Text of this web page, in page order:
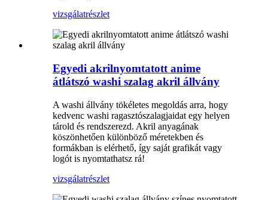
vizsgálatrészlet
Egyedi akrilnyomtatott anime
átlátszó washi szalag akril állvány
A washi állvány tökéletes megoldás arra, hogy
kedvenc washi ragasztószalagjaidat egy helyen
tárold és rendszerezd. Akril anyagának
köszönhetően különböző méretekben és
formákban is elérhető, így saját grafikát vagy
logót is nyomtathatsz rá!
vizsgálatrészlet